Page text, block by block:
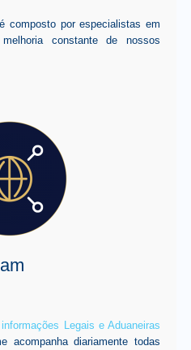
composto por especialistas em
constante de nossos
Legais e Aduaneiras
acompanha diariamente todas